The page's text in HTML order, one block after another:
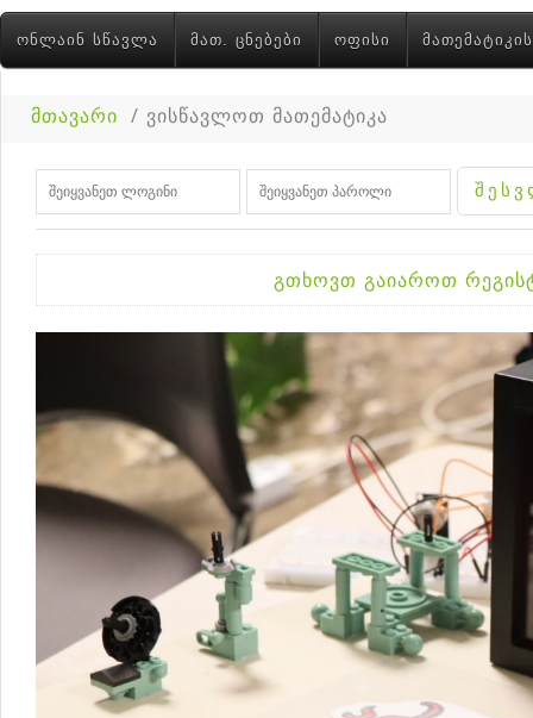
ᲝᲜᲚᲐᲘᲜ ᲡᲬᲐᲕᲚᲐ ᲛᲐᲗ. ᲪᲜᲔᲑᲔᲑᲘ ᲝᲤᲘᲡᲘ
მთავარი / ვისწავლოთ მათემატიკა
გთხოვთ გაიაროთ